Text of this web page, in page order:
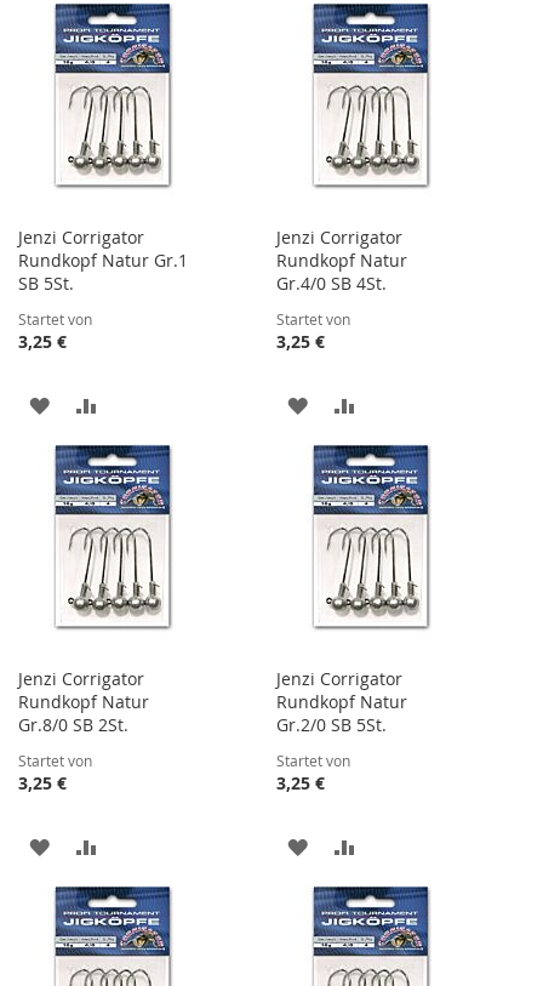
Jenzi Corrigator
Rundkopf Natur Gr.1
SB 5St.
Startet von
3,25 €
ZUR
WUNSCHLISTE
HINZUFÜGEN
VERGLEICHSLISTE
HINZUFÜGEN
Jenzi Corrigator
Rundkopf Natur
Gr.4/0 SB 4St.
Startet von
3,25 €
ZUR
WUNSCHLISTE
HINZUFÜGEN
VERGLEICHSLISTE
HINZUFÜGEN
Jenzi Corrigator
Rundkopf Natur
Gr.8/0 SB 2St.
Startet von
3,25 €
ZUR
WUNSCHLISTE
HINZUFÜGEN
VERGLEICHSLISTE
HINZUFÜGEN
Jenzi Corrigator
Rundkopf Natur
Gr.2/0 SB 5St.
Startet von
3,25 €
ZUR
WUNSCHLISTE
HINZUFÜGEN
VERGLEICHSLISTE
HINZUFÜGEN